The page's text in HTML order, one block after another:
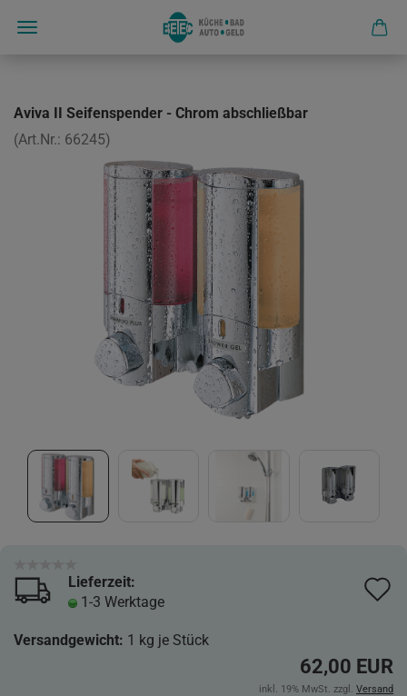
Aviva II Seifenspender - Chrom abschließbar
(Art.Nr.: 66245)
Lieferzeit:
1-3 Werktage
Versandgewicht: 1 kg je Stück
62,00 EUR
inkl. 19% MwSt. zzgl. Versand